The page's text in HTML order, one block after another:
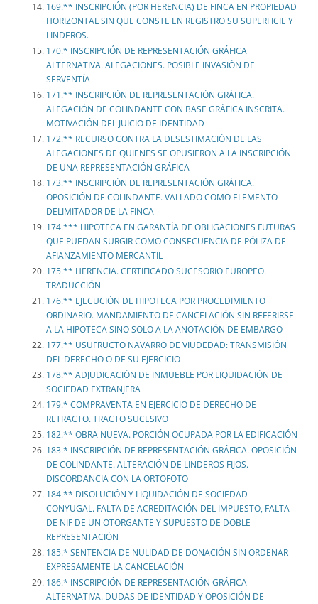
169.** INSCRIPCIÓN (POR HERENCIA) DE FINCA EN PROPIEDAD
HORIZONTAL SIN QUE CONSTE EN REGISTRO SU SUPERFICIE Y
LINDEROS.
170.* INSCRIPCIÓN DE REPRESENTACIÓN GRÁFICA
ALTERNATIVA. ALEGACIONES. POSIBLE INVASIÓN DE
SERVENTÍA
171.** INSCRIPCIÓN DE REPRESENTACIÓN GRÁFICA.
ALEGACIÓN DE COLINDANTE CON BASE GRÁFICA INSCRITA.
MOTIVACIÓN DEL JUICIO DE IDENTIDAD
172.** RECURSO CONTRA LA DESESTIMACIÓN DE LAS
ALEGACIONES DE QUIENES SE OPUSIERON A LA INSCRIPCIÓN
DE UNA REPRESENTACIÓN GRÁFICA
173.** INSCRIPCIÓN DE REPRESENTACIÓN GRÁFICA.
OPOSICIÓN DE COLINDANTE. VALLADO COMO ELEMENTO
DELIMITADOR DE LA FINCA
174.*** HIPOTECA EN GARANTÍA DE OBLIGACIONES FUTURAS
QUE PUEDAN SURGIR COMO CONSECUENCIA DE PÓLIZA DE
AFIANZAMIENTO MERCANTIL
175.** HERENCIA. CERTIFICADO SUCESORIO EUROPEO.
TRADUCCIÓN
176.** EJECUCIÓN DE HIPOTECA POR PROCEDIMIENTO
ORDINARIO. MANDAMIENTO DE CANCELACIÓN SIN REFERIRSE
A LA HIPOTECA SINO SOLO A LA ANOTACIÓN DE EMBARGO
177.** USUFRUCTO NAVARRO DE VIUDEDAD: TRANSMISIÓN
DEL DERECHO O DE SU EJERCICIO
178.** ADJUDICACIÓN DE INMUEBLE POR LIQUIDACIÓN DE
SOCIEDAD EXTRANJERA
179.* COMPRAVENTA EN EJERCICIO DE DERECHO DE
RETRACTO. TRACTO SUCESIVO
182.** OBRA NUEVA. PORCIÓN OCUPADA POR LA EDIFICACIÓN
183.* INSCRIPCIÓN DE REPRESENTACIÓN GRÁFICA. OPOSICIÓN
DE COLINDANTE. ALTERACIÓN DE LINDEROS FIJOS.
DISCORDANCIA CON LA ORTOFOTO
184.** DISOLUCIÓN Y LIQUIDACIÓN DE SOCIEDAD
CONYUGAL. FALTA DE ACREDITACIÓN DEL IMPUESTO, FALTA
DE NIF DE UN OTORGANTE Y SUPUESTO DE DOBLE
REPRESENTACIÓN
185.* SENTENCIA DE NULIDAD DE DONACIÓN SIN ORDENAR
EXPRESAMENTE LA CANCELACIÓN
186.* INSCRIPCIÓN DE REPRESENTACIÓN GRÁFICA
ALTERNATIVA. DUDAS DE IDENTIDAD Y OPOSICIÓN DE